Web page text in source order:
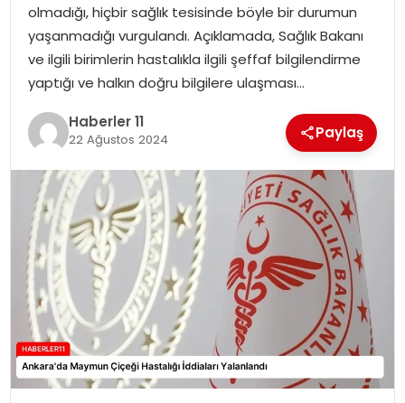
YAŞAM
olmadığı, hiçbir sağlık tesisinde böyle bir durumun
yaşanmadığı vurgulandı. Açıklamada, Sağlık Bakanı
ve ilgili birimlerin hastalıkla ilgili şeffaf bilgilendirme
yaptığı ve halkın doğru bilgilere ulaşması…
Haberler 11
22 Ağustos 2024 Paylaş